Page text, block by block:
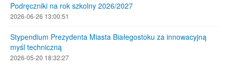
Podręczniki na rok szkolny 2026/2027
2026-06-26 13:00:51
Stypendium Prezydenta Miasta Białegostoku za innowacyjną
myśl techniczną
2026-05-20 18:32:27